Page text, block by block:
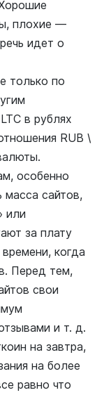
плохие —
идет о
только по
в рублях
RUB \
особенно
масса сайтов,
или
за плату
когда
Перед тем,
свои
и т. д.
на завтра,
на более
равно что